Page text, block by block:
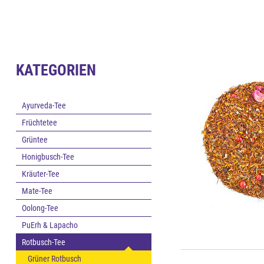
KATEGORIEN
Ayurveda-Tee
Früchtetee
Grüntee
Honigbusch-Tee
Kräuter-Tee
Mate-Tee
Oolong-Tee
PuErh & Lapacho
Rotbusch-Tee
Grüner Rotbusch